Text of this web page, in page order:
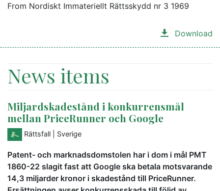
From Nordiskt Immateriellt Rättsskydd nr 3 1969
Download
News items
Miljardskadestånd i konkurrensmål
mellan PriceRunner och Google
Rättsfall | Sverige
Patent- och marknadsdomstolen har i dom i mål PMT
1860-22 slagit fast att Google ska betala motsvarande
14,3 miljarder kronor i skadestånd till PriceRunner.